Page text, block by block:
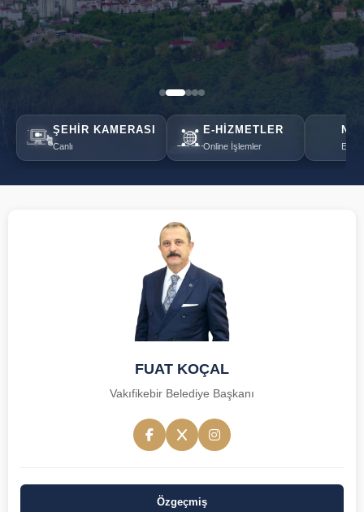
ŞEHIR KAMERASI
Canlı
E-HIZMETLER
Online İşlemler
FUAT KOÇAL
Vakıfikebir Belediye Başkanı
Özgeçmiş